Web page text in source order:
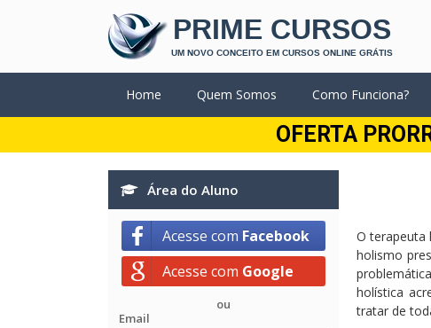
PRIME CURSOS
UM NOVO CONCEITO EM CURSOS ONLINE GRÁTIS
Home Quem Somos Como Funciona?
OFERTA
Área do Aluno
Acesse com Facebook
Acesse com Google
ou
Email
O terapeuta
holismo
holística
tratar de